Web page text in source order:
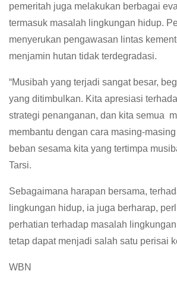
pemeritah juga melakukan berbagai
termasuk masalah lingkungan hidup.
menyerukan pengawasan lintas
menjamin hutan tidak terdegradasi.
“Musibah yang terjadi sangat besar,
yang ditimbulkan. Kita apresiasi
strategi penanganan, dan kita semua
membantu dengan cara masing-
beban sesama kita yang tertimpa
Tarsi.
Sebagaimana harapan bersama,
lingkungan hidup, ia juga berharap,
perhatian terhadap masalah
tetap dapat menjadi salah satu perisai
WBN